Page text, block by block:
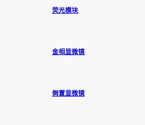
荧光模块
金相显微镜
倒置显微镜